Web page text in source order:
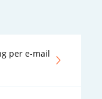
per e-mail